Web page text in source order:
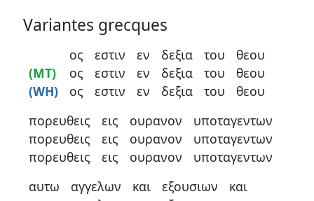
Variantes grecques
(MT)
(WH)
ος
ος
ος
εστιν
εστιν
εστιν
εν
εν
εν
δεξια
δεξια
δεξια
του
του
του
θεου
θεου
θεου
πορευθεις
πορευθεις
πορευθεις
εις
εις
εις
ουρανον
ουρανον
ουρανον
υποταγεντων
υποταγεντων
υποταγεντων
αυτω
αγγελων
και
εξουσιων
και